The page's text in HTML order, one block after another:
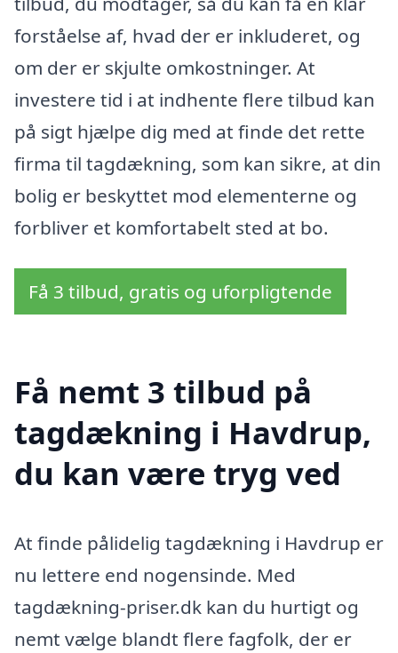
forståelse af, hvad der er inkluderet, og
om der er skjulte omkostninger. At
investere tid i at indhente flere tilbud kan
på sigt hjælpe dig med at finde det rette
firma til tagdækning, som kan sikre, at din
bolig er beskyttet mod elementerne og
forbliver et komfortabelt sted at bo.
Få 3 tilbud, gratis og uforpligtende
Få nemt 3 tilbud på
tagdækning i Havdrup,
du kan være tryg ved
At finde pålidelig tagdækning i Havdrup er
nu lettere end nogensinde. Med
tagdækning-priser.dk kan du hurtigt og
nemt vælge blandt flere fagfolk, der er